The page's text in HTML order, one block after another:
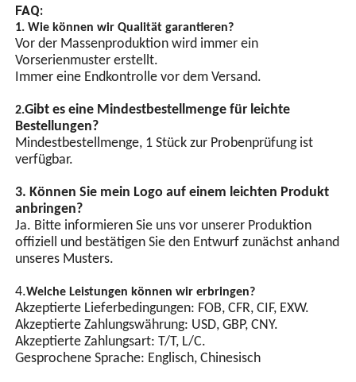
LED-Lampenperlen mit
hoher Helligkeit, LED-
Chip-
Energiesparlampenperlen
haben eine hohe
energieeffizienter als
gewöhnliche
Lampenperlen.
Lichtschaltersteuerung,
ausgestattet mit integriertem
Synchronisationssignalleitungen
kann ein synchrones Blinken
mehrerer Lampen erreicht
werden.
FAQ:
1. Wie können wir Qualität garantieren?
Vor der Massenproduktion wird immer ein
Vorserienmuster erstellt.
Immer eine Endkontrolle vor dem Versand.
2.Gibt es eine Mindestbestellmenge für leichte
Bestellungen?
Mindestbestellmenge, 1 Stück zur Probenprüfung ist
verfügbar.
3. Können Sie mein Logo auf einem leichten Produkt
anbringen?
Ja. Bitte informieren Sie uns vor unserer Produktion
offiziell und bestätigen Sie den Entwurf zunächst anhand
unseres Musters.
4.Welche Leistungen können wir erbringen?
Akzeptierte Lieferbedingungen: FOB, CFR, CIF, EXW.
Akzeptierte Zahlungswährung: USD, GBP, CNY.
Akzeptierte Zahlungsart: T/T, L/C.
Gesprochene Sprache: Englisch, Chinesisch